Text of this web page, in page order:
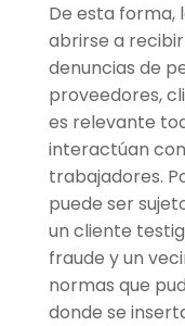
De esta forma,
abrirse a
denuncias de
proveedores,
es relevante
interactúan
trabajadores.
puede ser
un cliente
fraude y un
normas que
donde se